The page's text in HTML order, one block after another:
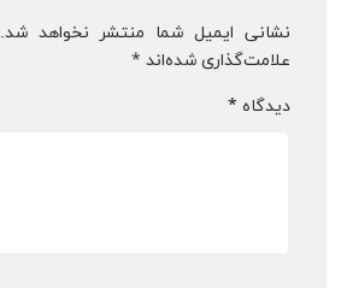
نشانی ایمیل شما منتشر نخواهد شد.
علامت‌گذاری شده‌اند *
دیدگاه *